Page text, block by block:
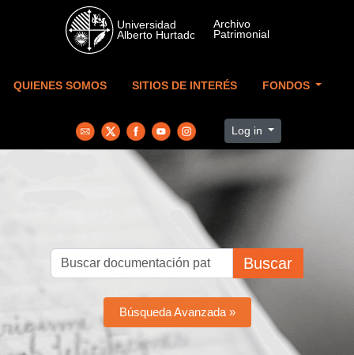
Skip to main content
QUIENES SOMOS SITIOS DE INTERÉS FONDOS
Log in
Buscar
Búsqueda Avanzada »